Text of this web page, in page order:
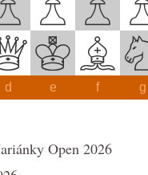
d e f g
Open 2026